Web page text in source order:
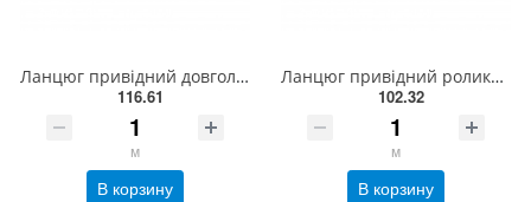
Ланцюг привідний довголанковий 2040 L = 5 м , ISO 208A Donghua
116.61
м
В корзину
Ланцюг привідний роликовий ПР-9,525-910, ISO 06B-1(5,01м)
102.32
м
В корзину